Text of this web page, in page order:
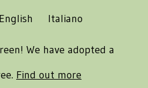
English Italiano
We have adopted a
Find out more